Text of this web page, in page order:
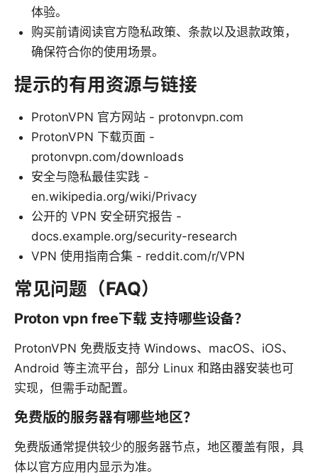
体验。
购买前请阅读官方隐私政策、条款以及退款政策，
确保符合你的使用场景。
提示的有用资源与链接
ProtonVPN 官方网站 - protonvpn.com
ProtonVPN 下载页面 -
protonvpn.com/downloads
安全与隐私最佳实践 -
en.wikipedia.org/wiki/Privacy
公开的 VPN 安全研究报告 -
docs.example.org/security-research
VPN 使用指南合集 - reddit.com/r/VPN
常见问题（FAQ）
Proton vpn free下载 支持哪些设备？
ProtonVPN 免费版支持 Windows、macOS、iOS、
Android 等主流平台，部分 Linux 和路由器安装也可
实现，但需手动配置。
免费版的服务器有哪些地区？
免费版通常提供较少的服务器节点，地区覆盖有限，具
体以官方应用内显示为准。